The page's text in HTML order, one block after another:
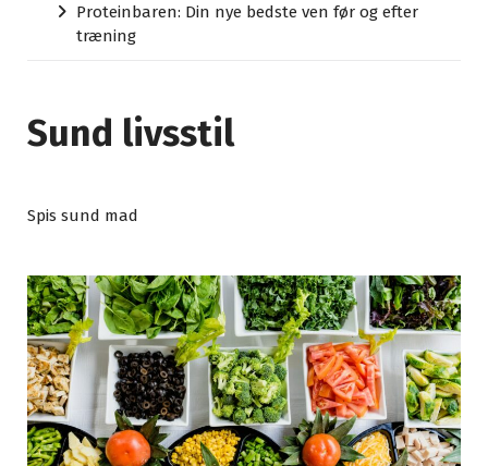
Proteinbaren: Din nye bedste ven før og efter
træning
Sund livsstil
Spis sund mad